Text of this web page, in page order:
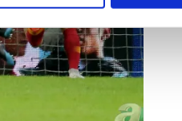
kullanıcılara hedefli
ve üçüncü kişilere ait
olan çerezler bilgi toplumu
kılınması ve kişiselleştirilmesi
açık rızanız dahilinde